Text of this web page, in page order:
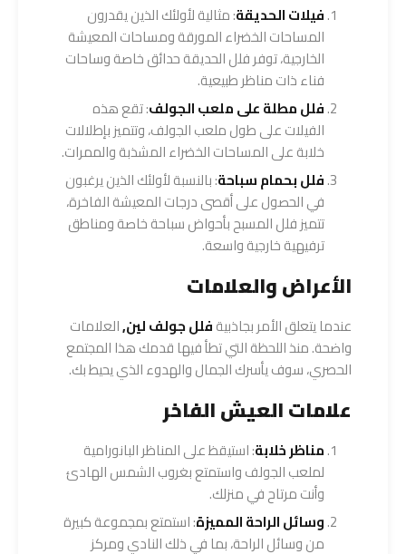
فيلات الحديقة: مثالية لأولئك الذين يقدرون
المساحات الخضراء المورقة ومساحات المعيشة
الخارجية، توفر فلل الحديقة حدائق خاصة وساحات
فناء ذات مناظر طبيعية.
فلل مطلة على ملعب الجولف: تقع هذه
الفيلات على طول ملعب الجولف، وتتميز بإطلالات
خلابة على المساحات الخضراء المشذبة والممرات.
فلل بحمام سباحة: بالنسبة لأولئك الذين يرغبون
في الحصول على أقصى درجات المعيشة الفاخرة،
تتميز فلل المسبح بأحواض سباحة خاصة ومناطق
ترفيهية خارجية واسعة.
الأعراض والعلامات
عندما يتعلق الأمر بجاذبيةفلل جولف لين,العلامات
واضحة. منذ اللحظة التي تطأ فيها قدمك هذا المجتمع
الحصري، سوف يأسرك الجمال والهدوء الذي يحيط بك.
علامات العيش الفاخر
مناظر خلابة: استيقظ على المناظر البانورامية
لملعب الجولف واستمتع بغروب الشمس الهادئ
وأنت مرتاح في منزلك.
وسائل الراحة المميزة: استمتع بمجموعة كبيرة
من وسائل الراحة، بما في ذلك النادي ومركز